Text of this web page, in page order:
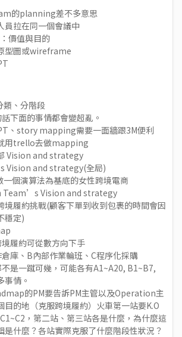
的planning差不多意思
員拉在同一個會議中
價值與目的
型圖或wireframe
、分階段
下面的事情都會變超亂。
、 story mapping需要一面牆跟3M便利
用trello去做mapping
Vision and strategy
Vision and strategy(全局)
個演算法為基底的女性跨境電商
Team’s Vision and strategy
境履約挑戰(顧客下單到收到包裹的時間會因
穩定)
履約可從數方向下手
庫、B內部作業輪班、C程序化採購
是一蹴可幾，可能各有A1~A20, B1~B7,
事情。
的PM要告訴PM主管以及Operation主
目的地（克服跨境履約）火車第一站要K.O
，第二站、第三站各是什麼，為什麼這
是什麼？各站實際克服了什麼階段性狀況？